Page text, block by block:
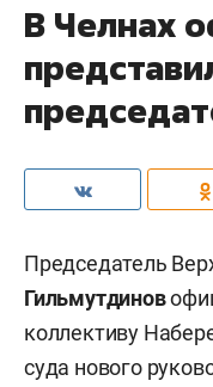
В Челнах
Председатель
Гильмутдинов
коллективу
суда нового